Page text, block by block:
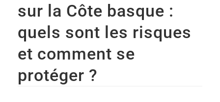
sur la Côte basque :
quels sont les risques
et comment se
protéger ?